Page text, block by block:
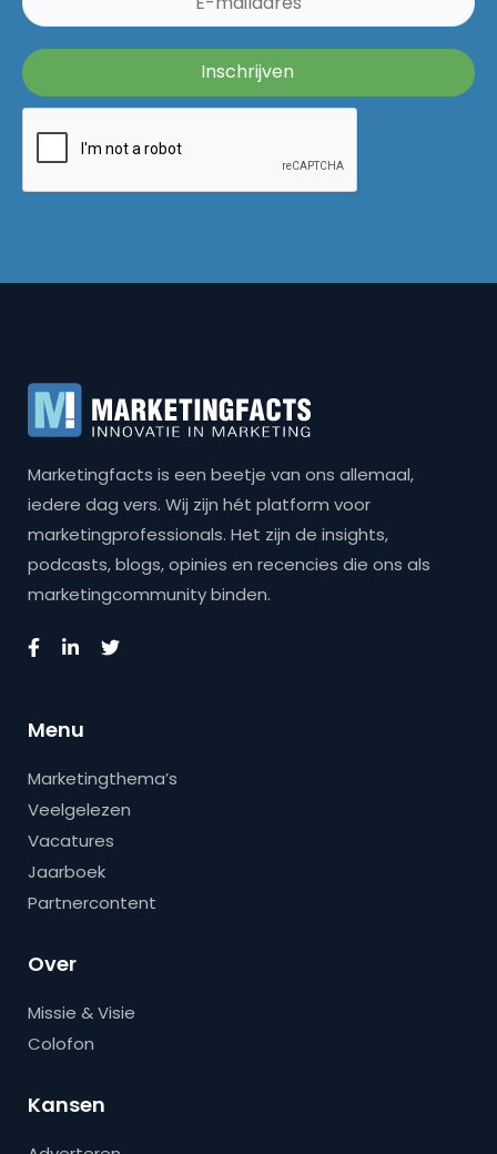
Marketingfacts is een beetje van ons allemaal,
iedere dag vers. Wij zijn hét platform voor
marketingprofessionals. Het zijn de insights,
podcasts, blogs, opinies en recencies die ons als
marketingcommunity binden.
Menu
Marketingthema’s
Veelgelezen
Vacatures
Jaarboek
Partnercontent
Over
Missie & Visie
Colofon
Kansen